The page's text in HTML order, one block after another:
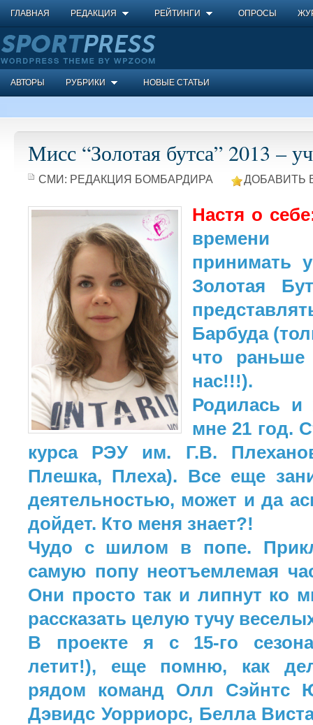
ГЛАВНАЯ РЕДАКЦИЯ РЕЙТИНГИ ОПРОСЫ
АВТОРЫ РУБРИКИ НОВЫЕ СТАТЬИ
Мисс “Золотая бутса” 2013 –
СМИ: РЕДАКЦИЯ БОМБАРДИРА ДОБАВИТЬ
Настя о
времени
принимать
Золотая
Барбуда
что
нас!!!).
Родилась и
мне 21 год.
курса РЭУ им. Г.В.
Плешка, Плеха). Все еще
деятельностью, может и да
дойдет. Кто меня знает?!
Чудо с шилом в попе.
самую попу неотъемлемая
Они просто так и липнут ко
рассказать целую тучу
В проекте я с 15-го
летит!), еще помню, как
рядом команд Олл Сэйнтс
Дэвидс Уорриорс, Белла